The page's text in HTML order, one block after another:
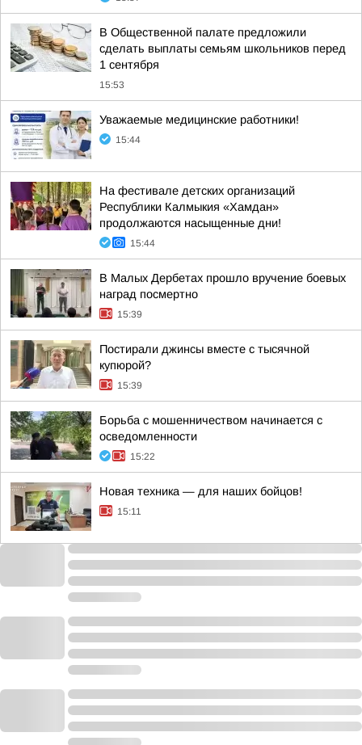
В Общественной палате предложили
сделать выплаты семьям школьников перед
1 сентября
15:53
Уважаемые медицинские работники!
15:44
На фестивале детских организаций
Республики Калмыкия «Хамдан»
продолжаются насыщенные дни!
15:44
В Малых Дербетах прошло вручение боевых
наград посмертно
15:39
Постирали джинсы вместе с тысячной
купюрой?
15:39
Борьба с мошенничеством начинается с
осведомленности
15:22
Новая техника — для наших бойцов!
15:11